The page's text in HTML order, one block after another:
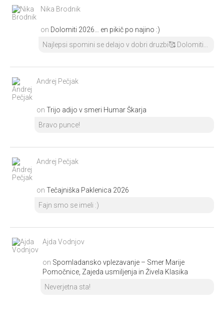
Nika Brodnik
on Dolomiti 2026… en pikič po najino :)
Najlepsi spomini se delajo v dobri druzbi🥰 Dolomiti...
Andrej Pečjak
on Trijo adijo v smeri Humar Škarja
Bravo punce!
Andrej Pečjak
on Tečajniška Paklenica 2026
Fajn smo se imeli :)
Ajda Vodnjov
on Spomladansko vplezavanje – Smer Marije
Pomočnice, Zajeda usmiljenja in Živela Klasika
Neverjetna sta!